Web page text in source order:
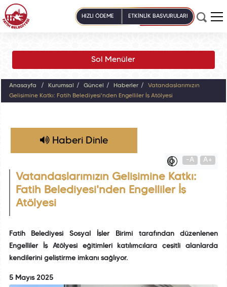
HIZLI ÖDEME ETKİNLİK BAŞVURULARI
Sol Menüler
Anasayfa Kurumsal Güncel Haberler
Vatandaşlarımızın
Gelişimine Katkı: Fatih Belediyesi'nden Engelliler İş Atölyesi
Haberi Dinle
-A A+
Vatandaşlarımızın Gelişimine Katkı:
Fatih Belediyesi'nden Engelliler İş
Atölyesi
Fatih Belediyesi Sosyal İşler Birimi tarafından düzenlenen
Engelliler İş Atölyesi eğitimleri katılımcılara çeşitli alanlarda
kendilerini geliştirme imkanı sağlıyor.
5 Mayıs 2025